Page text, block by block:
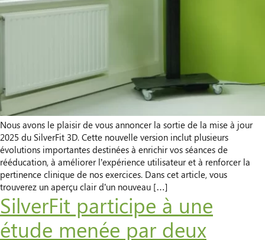
Nous avons le plaisir de vous annoncer la sortie de la mise à jour
2025 du SilverFit 3D. Cette nouvelle version inclut plusieurs
évolutions importantes destinées à enrichir vos séances de
rééducation, à améliorer l’expérience utilisateur et à renforcer la
pertinence clinique de nos exercices. Dans cet article, vous
trouverez un aperçu clair d’un nouveau […]
SilverFit participe à une
étude menée par deux